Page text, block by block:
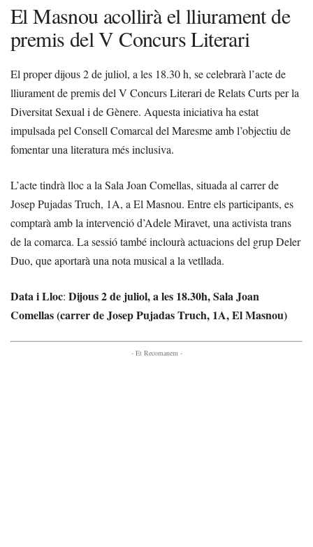
El Masnou acollirà el lliurament de
premis del V Concurs Literari
El proper dijous 2 de juliol, a les 18.30 h, se celebrarà l’acte de
lliurament de premis del V Concurs Literari de Relats Curts per la
Diversitat Sexual i de Gènere. Aquesta iniciativa ha estat
impulsada pel Consell Comarcal del Maresme amb l’objectiu de
fomentar una literatura més inclusiva.
L’acte tindrà lloc a la Sala Joan Comellas, situada al carrer de
Josep Pujadas Truch, 1A, a El Masnou. Entre els participants, es
comptarà amb la intervenció d’Adele Miravet, una activista trans
de la comarca. La sessió també inclourà actuacions del grup Deler
Duo, que aportarà una nota musical a la vetllada.
Data i Lloc: Dijous 2 de juliol, a les 18.30h, Sala Joan
Comellas (carrer de Josep Pujadas Truch, 1A, El Masnou)
- Et Recomanem -